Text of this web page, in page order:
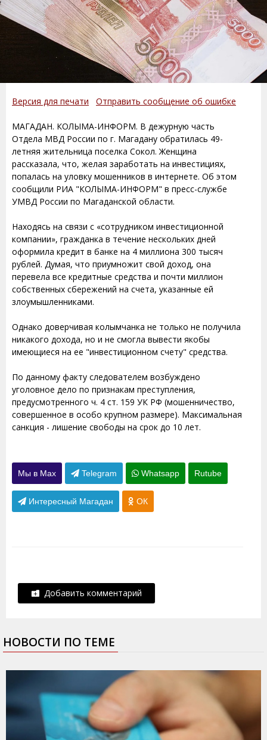
Версия для печати Отправить сообщение об ошибке
МАГАДАН. КОЛЫМА-ИНФОРМ. В дежурную часть
Отдела МВД России по г. Магадану обратилась 49-
летняя жительница поселка Сокол. Женщина
рассказала, что, желая заработать на инвестициях,
попалась на уловку мошенников в интернете. Об этом
сообщили РИА "КОЛЫМА-ИНФОРМ" в пресс-службе
УМВД России по Магаданской области.
Находясь на связи с «сотрудником инвестиционной
компании», гражданка в течение нескольких дней
оформила кредит в банке на 4 миллиона 300 тысяч
рублей. Думая, что приумножит свой доход, она
перевела все кредитные средства и почти миллион
собственных сбережений на счета, указанные ей
злоумышленниками.
Однако доверчивая колымчанка не только не получила
никакого дохода, но и не смогла вывести якобы
имеющиеся на ее "инвестиционном счету" средства.
По данному факту следователем возбуждено
уголовное дело по признакам преступления,
предусмотренного ч. 4 ст. 159 УК РФ (мошенничество,
совершенное в особо крупном размере). Максимальная
санкция - лишение свободы на срок до 10 лет.
Мы в Max Telegram Whatsapp Rutube
Интересный Магадан ОК
Добавить комментарий
НОВОСТИ ПО ТЕМЕ